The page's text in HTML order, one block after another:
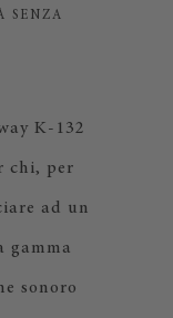
SENZA
K-132
chi, per
ad un
gamma
sonoro